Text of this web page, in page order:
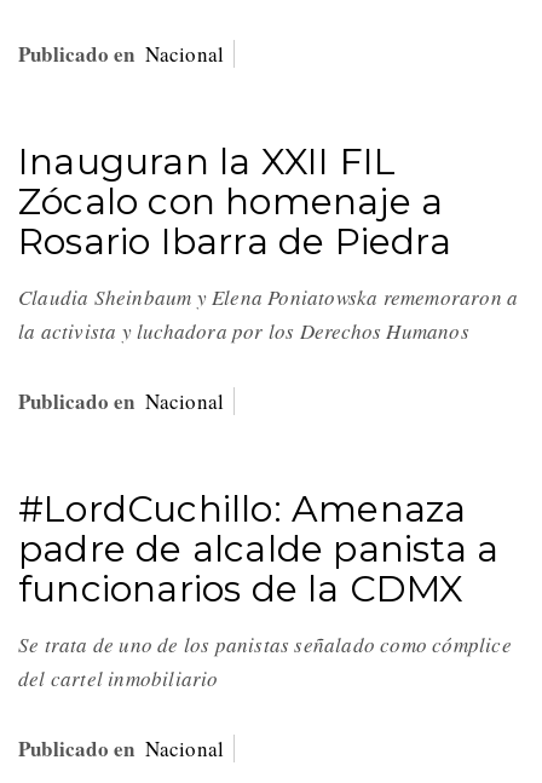
Publicado en Nacional
Inauguran la XXII FIL
Zócalo con homenaje a
Rosario Ibarra de Piedra
Claudia Sheinbaum y Elena Poniatowska rememoraron a
la activista y luchadora por los Derechos Humanos
Publicado en Nacional
#LordCuchillo: Amenaza
padre de alcalde panista a
funcionarios de la CDMX
Se trata de uno de los panistas señalado como cómplice
del cartel inmobiliario
Publicado en Nacional